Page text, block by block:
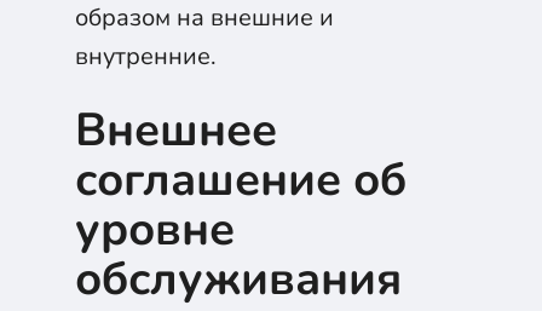
образом на внешние и
внутренние.
Внешнее
соглашение об
уровне
обслуживания